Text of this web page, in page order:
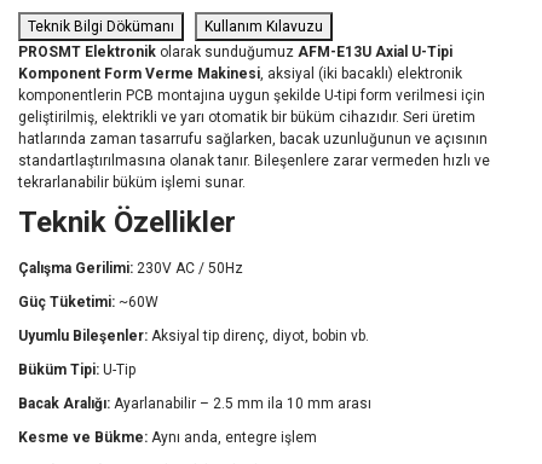
Teknik Bilgi Dökümanı
Kullanım Kılavuzu
PROSMT Elektronik olarak sunduğumuz AFM-E13U Axial U-Tipi
Komponent Form Verme Makinesi, aksiyal (iki bacaklı) elektronik
komponentlerin PCB montajına uygun şekilde U-tipi form verilmesi için
geliştirilmiş, elektrikli ve yarı otomatik bir büküm cihazıdır. Seri üretim
hatlarında zaman tasarrufu sağlarken, bacak uzunluğunun ve açısının
standartlaştırılmasına olanak tanır. Bileşenlere zarar vermeden hızlı ve
tekrarlanabilir büküm işlemi sunar.
Teknik Özellikler
Çalışma Gerilimi: 230V AC / 50Hz
Güç Tüketimi: ~60W
Uyumlu Bileşenler: Aksiyal tip direnç, diyot, bobin vb.
Büküm Tipi: U-Tip
Bacak Aralığı: Ayarlanabilir – 2.5 mm ila 10 mm arası
Kesme ve Bükme: Aynı anda, entegre işlem